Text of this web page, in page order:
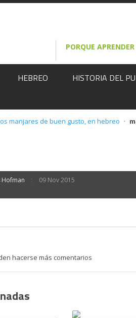
PORQUE
HEBREO HISTORIA DEL
manjares de buen gusto, en hebreo ·
Hofman
09 Nov 2015
hacerse más comentarios